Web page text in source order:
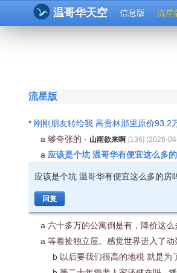
温哥华天空 信息版 流星
流星版
* 刚刚朋友转给我 高贵林那里原价93.2
a 够夸张的 - 山雨欲来啊 [136] (2026-
a 应该是个坑 温哥华有便宜这么多
应该是个坑 温哥华有便宜这么多的房
回复
a 六十多万的公寓倒是有，降价这么
a 等着捡独立屋。感觉世界进入了
b 以后要我们很高的地税 就是为